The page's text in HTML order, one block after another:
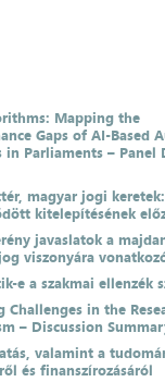
Mapping the
Gaps of AI-Based
in Parliaments – Panel
magyar jogi
kitelepítésének
javaslatok a
viszonyára
e a szakmai ellenzék
Challenges in the
– Discussion
valamint a
és finanszírozásáról